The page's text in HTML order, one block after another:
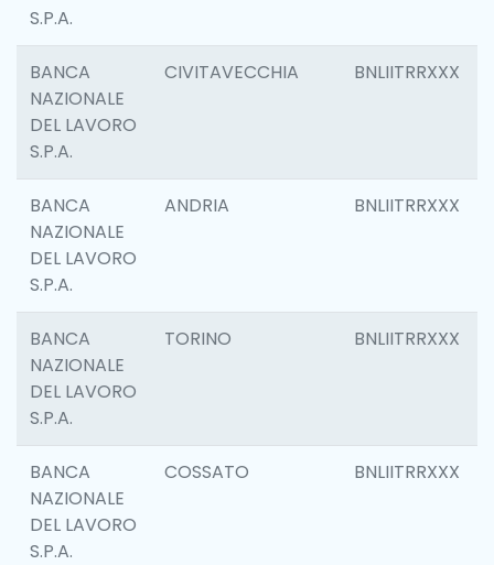
S.P.A.
BANCA
NAZIONALE
DEL LAVORO
S.P.A.
CIVITAVECCHIA BNLIITRRXXX
BANCA
NAZIONALE
DEL LAVORO
S.P.A.
ANDRIA BNLIITRRXXX
BANCA
NAZIONALE
DEL LAVORO
S.P.A.
TORINO BNLIITRRXXX
BANCA
NAZIONALE
DEL LAVORO
S.P.A.
COSSATO BNLIITRRXXX